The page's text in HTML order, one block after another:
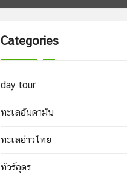
Categories
day tour
ทะเลอันดามัน
ทะเลอ่าวไทย
ทัวร์อุดร